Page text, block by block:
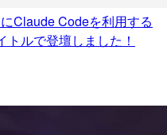
Claude Codeを利用する
ルで登壇しました！